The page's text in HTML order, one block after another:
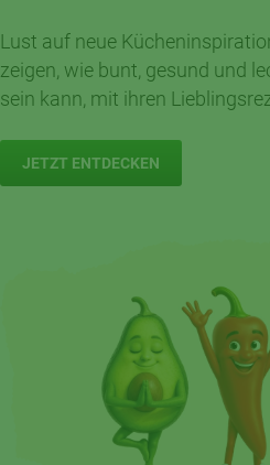
Lust auf neue
zeigen, wie bunt, gesund und
sein kann, mit ihren
JETZT ENTDECKEN